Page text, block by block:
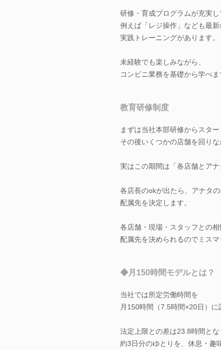
研修・育成ブログラムが充実し
例えば「レジ操作」なども最
実践トレーニングがあります。
未経験でも楽しみながら、
コンビニ業務を基礎から学べま
教育研修制度
まずは当社本部研修からスター
その後いくつかの店舗を回りな
実はこの期間は「各店舗とアナ
各店長のokが出たら、アナタ
配属先を決定します。
各店舗・現場・スタッフとの相
配属先を決められるのでミスマ
◆月150時間モデルとは？
当社では所定労働時間を
月150時間（7.5時間×20日）に
法定上限との差は23.8時間とな
約3日分のゆとりを、休息・趣